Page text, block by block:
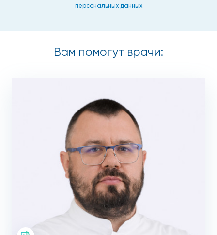
персональных данных
Вам помогут врачи: